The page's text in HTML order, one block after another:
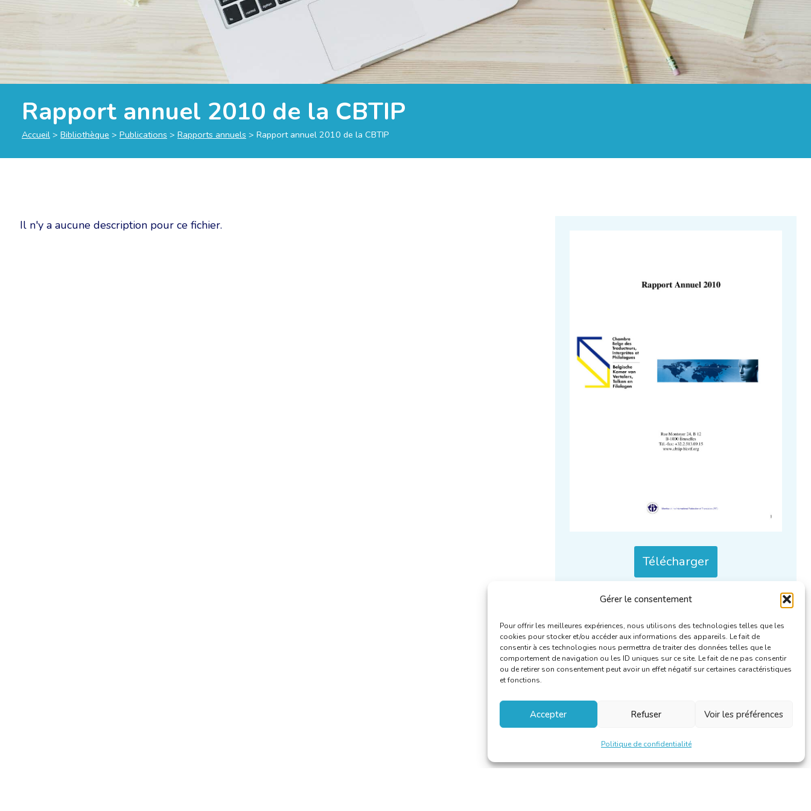
Gérer le consentement
Pour offrir les meilleures expériences, nous utilisons des technologies telles que les
cookies pour stocker et/ou accéder aux informations des appareils. Le fait de
consentir à ces technologies nous permettra de traiter des données telles que le
comportement de navigation ou les ID uniques sur ce site. Le fait de ne pas consentir
ou de retirer son consentement peut avoir un effet négatif sur certaines caractéristiques
et fonctions.
Accepter Refuser Voir les préférences
Politique de confidentialité
Rapport annuel 2010 de la CBTIP
Accueil > Bibliothèque > Publications > Rapports annuels > Rapport annuel 2010 de la CBTIP
Il n'y a aucune description pour ce fichier.
Télécharger
Uniquement / aussi disponible en :
Catégories :
Rapports annuels .